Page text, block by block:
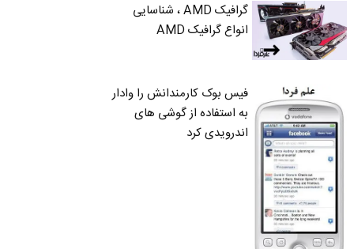
گرافیک AMD ، شناسایی
انواع گرافیک AMD
فیس بوک کارمندانش را وادار
به استفاده از گوشی های
اندرویدی کرد